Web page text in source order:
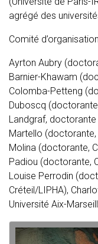
agrégé des
Comité
Ayrton Aubry
Barnier-Khawam
Colomba-Petteng
Duboscq
Landgraf, doctorante
Martello (doctorante,
Molina (doctorante,
Padiou (doctorante,
Louise Perrodin
Créteil/LIPHA),
Université Aix-